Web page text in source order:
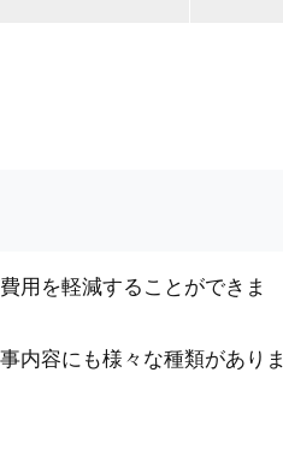
用を軽減することができま
内容にも様々な種類がありま